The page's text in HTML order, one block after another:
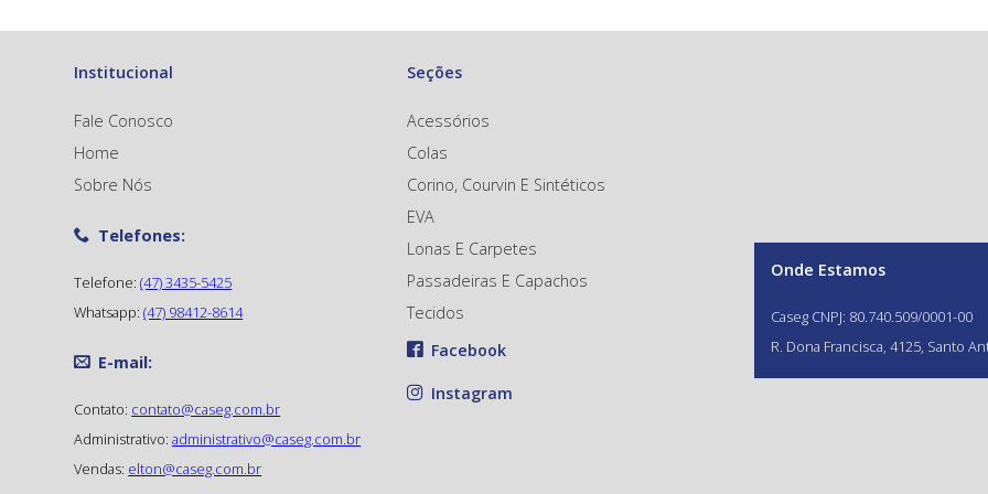
Institucional
Fale Conosco
Home
Sobre Nós
Telefones:
Telefone:(47) 3435-5425
Whatsapp:(47) 98412-8614
E-mail:
Contato: contato@caseg.com.br
Administrativo:administrativo@caseg.com.br
Vendas: elton@caseg.com.br
Seções
Acessórios
Colas
Corino, Courvin E Sintéticos
EVA
Lonas E Carpetes
Passadeiras E Capachos
Tecidos
Facebook
Instagram
Onde Estamos
Caseg CNPJ: 80.740.509/0001-00
R. Dona Francisca, 4125, Santo